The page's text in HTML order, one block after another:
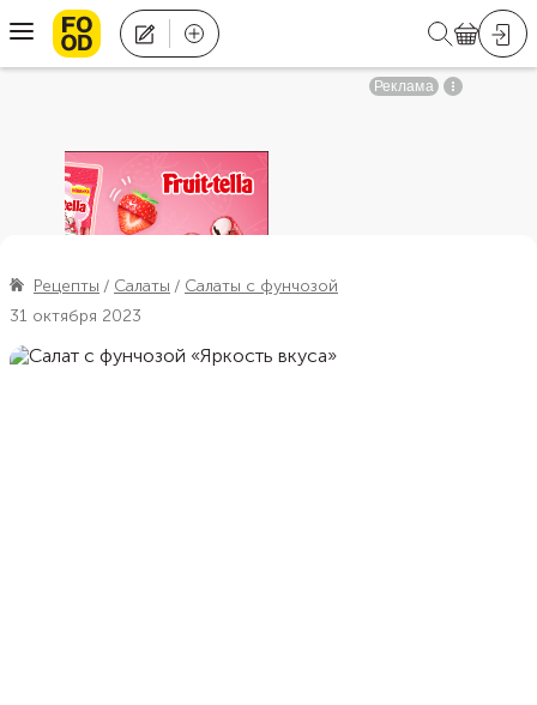
Рецепты Салаты
Салаты с фунчозой
31 октября 2023